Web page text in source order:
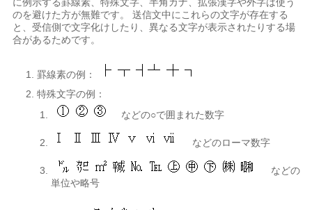
のを避けた方が無難です。 送信文中にこれらの文字が存在する
と、受信側で文字化けしたり、異なる文字が表示されたりする場
合があるためです。
罫線素の例：
特殊文字の例：
などの○で囲まれた数字
などのローマ数字
などの
単位や略号